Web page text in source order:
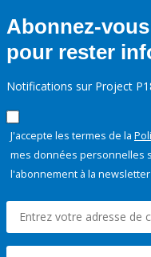
Abonnez-
pour rester
Notifications sur Project
J'accepte les termes de la
mes données personnelles
l'abonnement à la